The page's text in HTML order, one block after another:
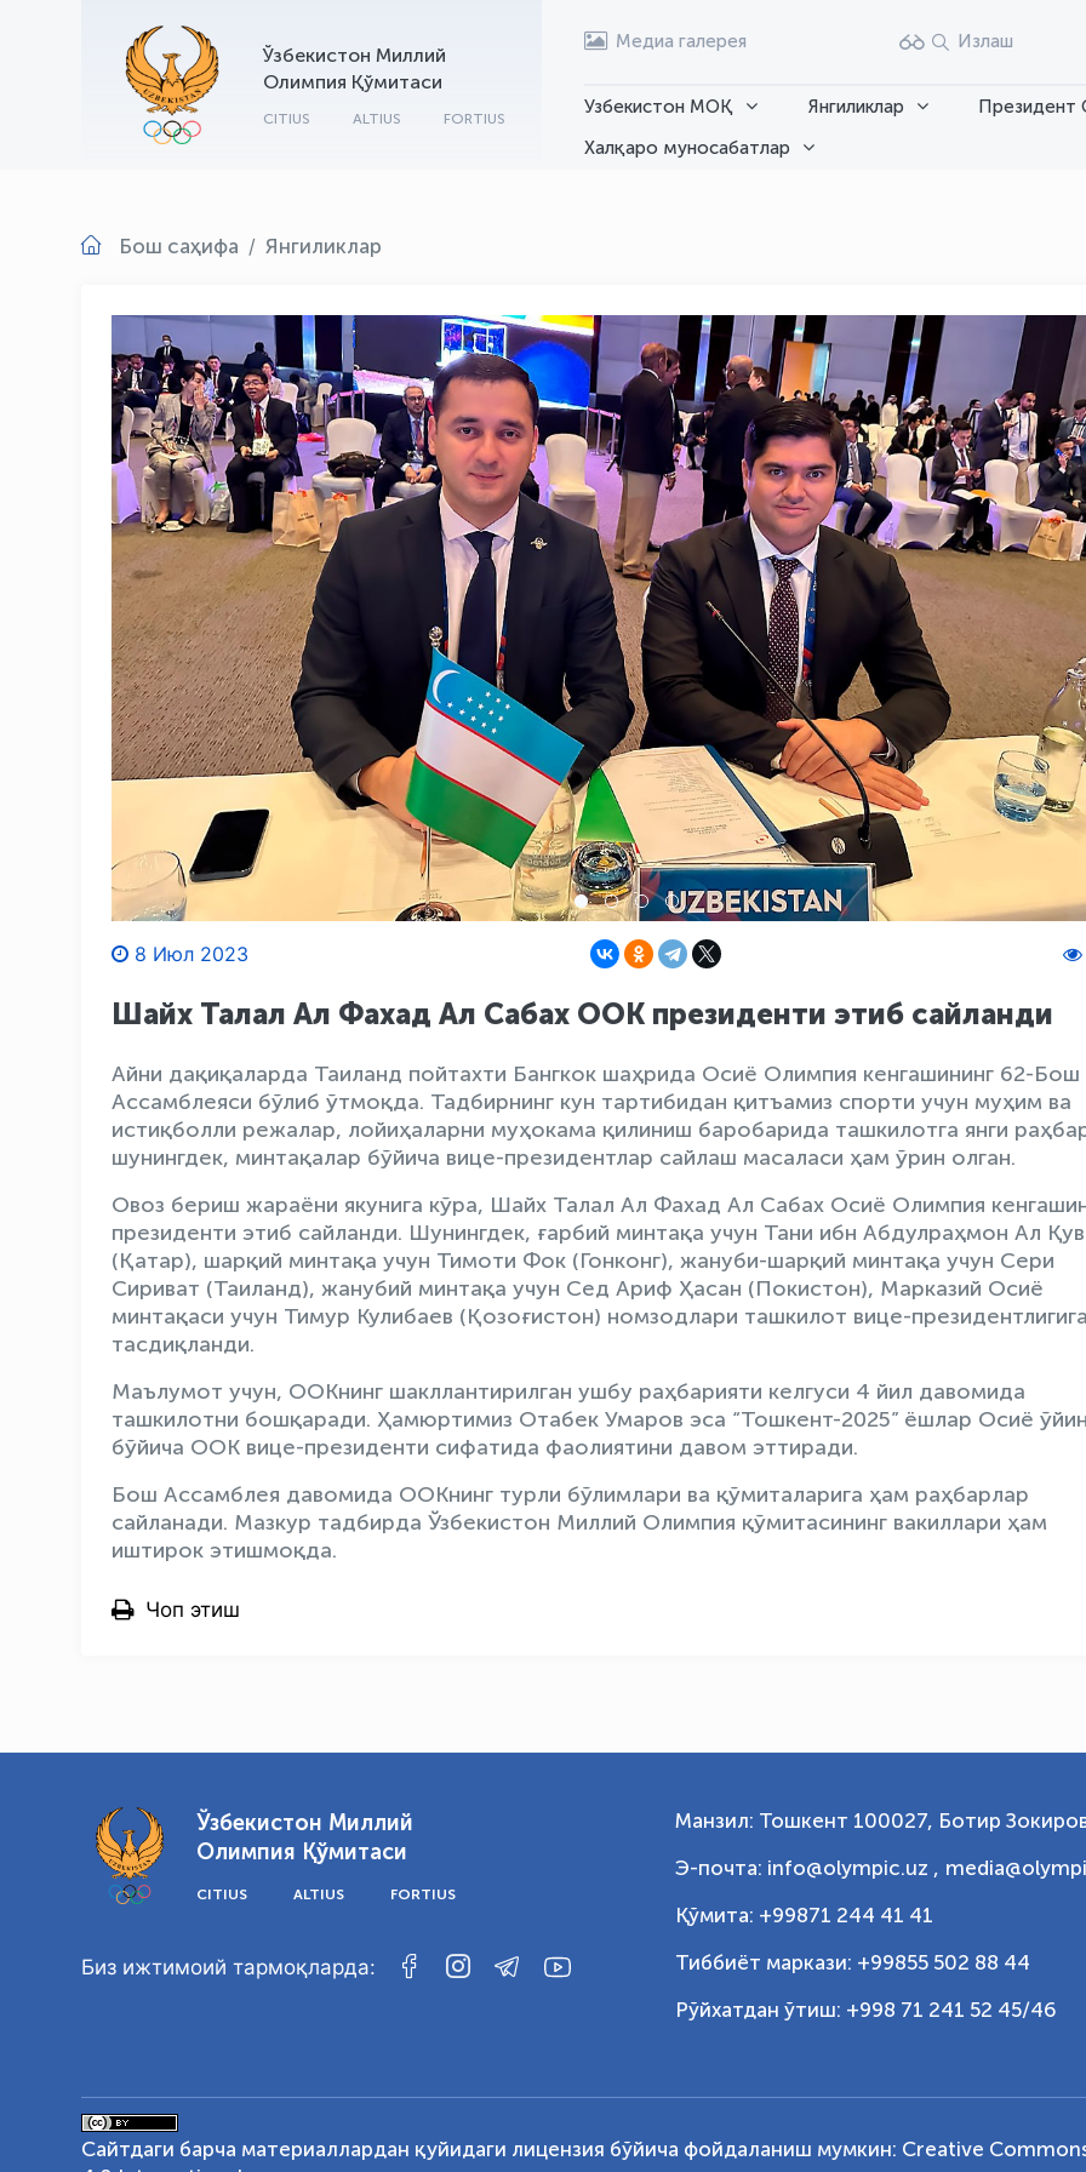
Ўзбекистон Миллий
Олимпия Қўмитаси
CITIUS ALTIUS FORTIUS
Медиа галерея Излаш
Узбекистон МОҚ Янгиликлар
Президент
Халқаро муносабатлар
Бош саҳифа Янгиликлар
8 Июл 2023
Шайх Талал Ал Фахад Ал Сабах ООК президенти этиб сайланди
Айни дақиқаларда Таиланд пойтахти Бангкок шаҳрида Осиё Олимпия кенгашининг 62-Бош
Ассамблеяси бўлиб ўтмоқда. Тадбирнинг кун тартибидан қитъамиз спорти учун муҳим ва
истиқболли режалар, лойиҳаларни муҳокама қилиниш баробарида ташкилотга янги
шунингдек, минтақалар бўйича вице-президентлар сайлаш масаласи ҳам ўрин олган.
Овоз бериш жараёни якунига кўра, Шайх Талал Ал Фахад Ал Сабах Осиё Олимпия
президенти этиб сайланди. Шунингдек, ғарбий минтақа учун Тани ибн Абдулраҳмон Ал
(Қатар), шарқий минтақа учун Тимоти Фок (Гонконг), жануби-шарқий минтақа учун Сери
Сириват (Таиланд), жанубий минтақа учун Сед Ариф Ҳасан (Покистон), Марказий Осиё
минтақаси учун Тимур Кулибаев (Қозоғистон) номзодлари ташкилот вице-
тасдиқланди.
Маълумот учун, ООКнинг шакллантирилган ушбу раҳбарияти келгуси 4 йил давомида
ташкилотни бошқаради. Ҳамюртимиз Отабек Умаров эса “Тошкент-2025” ёшлар Осиё
бўйича ООК вице-президенти сифатида фаолиятини давом эттиради.
Бош Ассамблея давомида ООКнинг турли бўлимлари ва қўмиталарига ҳам раҳбарлар
сайланади. Мазкур тадбирда Ўзбекистон Миллий Олимпия қўмитасининг вакиллари ҳам
иштирок этишмоқда.
Чоп этиш
Ўзбекистон Миллий
Олимпия Қўмитаси
CITIUS ALTIUS FORTIUS
Биз ижтимоий тармоқларда:
Манзил: Тошкент 100027, Ботир
Э-почта: info@olympic.uz ,
Қўмита: +99871 244 41 41
Тиббиёт маркази: +99855 502 88 44
Рўйхатдан ўтиш: +998 71 241 52 45/46
Сайтдаги барча материаллардан қуйидаги лицензия бўйича фойдаланиш мумкин: Creative